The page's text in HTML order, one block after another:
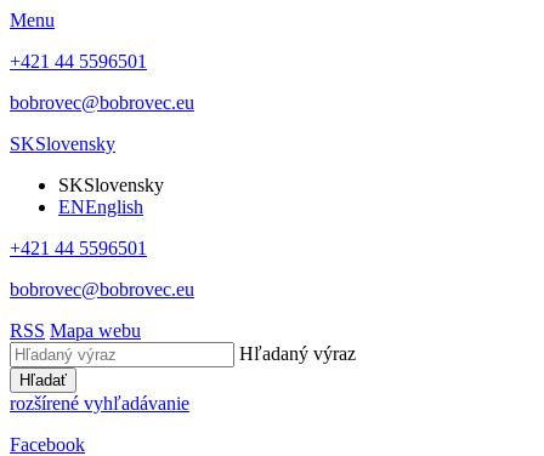
Menu
+421 44 5596501
bobrovec@bobrovec.eu
SKSlovensky
SKSlovensky
ENEnglish
+421 44 5596501
bobrovec@bobrovec.eu
RSS Mapa webu
Hľadaný výraz
Hľadať
rozšírené vyhľadávanie
Facebook